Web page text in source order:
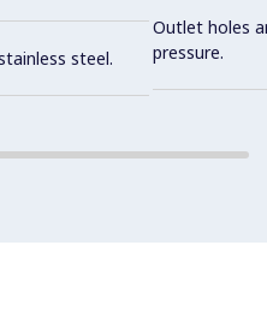
steel.
Outlet holes
pressure.